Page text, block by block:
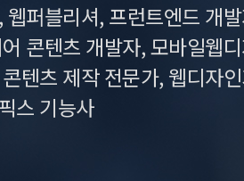
웹퍼블리셔, 프런트엔드 개
콘텐츠 개발자, 모바일웹
텐츠 제작 전문가, 웹디자
스 기능사